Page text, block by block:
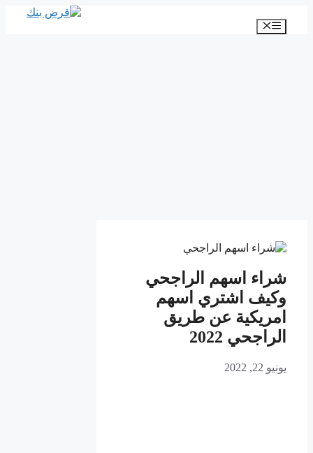
المحتوى
القائمة
شراء اسهم الراجحي
وكيف اشتري اسهم
امريكية عن طريق
الراجحي 2022
يونيو 22, 2022